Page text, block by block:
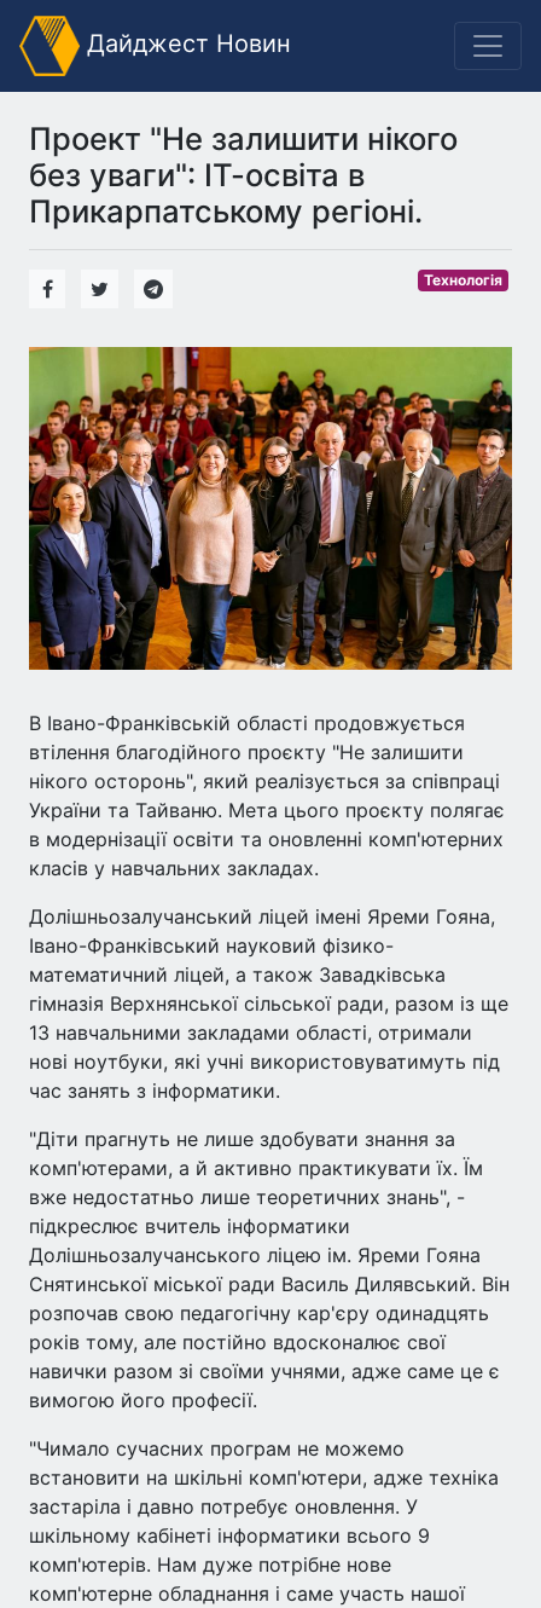
Дайджест Новин
Проект "Не залишити нікого
без уваги": ІТ-освіта в
Прикарпатському регіоні.
Технологія
В Івано-Франківській області продовжується
втілення благодійного проєкту "Не залишити
нікого осторонь", який реалізується за співпраці
України та Тайваню. Мета цього проєкту полягає
в модернізації освіти та оновленні комп'ютерних
класів у навчальних закладах.
Долішньозалучанський ліцей імені Яреми Гояна,
Івано-Франківський науковий фізико-
математичний ліцей, а також Завадківська
гімназія Верхнянської сільської ради, разом із ще
13 навчальними закладами області, отримали
нові ноутбуки, які учні використовуватимуть під
час занять з інформатики.
"Діти прагнуть не лише здобувати знання за
комп'ютерами, а й активно практикувати їх. Їм
вже недостатньо лише теоретичних знань", -
підкреслює вчитель інформатики
Долішньозалучанського ліцею ім. Яреми Гояна
Снятинської міської ради Василь Дилявський. Він
розпочав свою педагогічну кар'єру одинадцять
років тому, але постійно вдосконалює свої
навички разом зі своїми учнями, адже саме це є
вимогою його професії.
"Чимало сучасних програм не можемо
встановити на шкільні комп'ютери, адже техніка
застаріла і давно потребує оновлення. У
шкільному кабінеті інформатики всього 9
комп'ютерів. Нам дуже потрібне нове
комп'ютерне обладнання і саме участь нашої